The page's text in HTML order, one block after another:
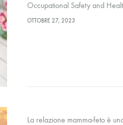
Occupational Safety and
ed…
OTTOBRE 27, 2023
La relazione mamma-feto è